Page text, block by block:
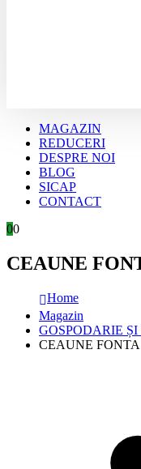
MAGAZIN
REDUCERI
DESPRE NOI
BLOG
SICAP
CONTACT
00
CEAUNE
Home
Magazin
GOSPODARIE
CEAUNE FONTA